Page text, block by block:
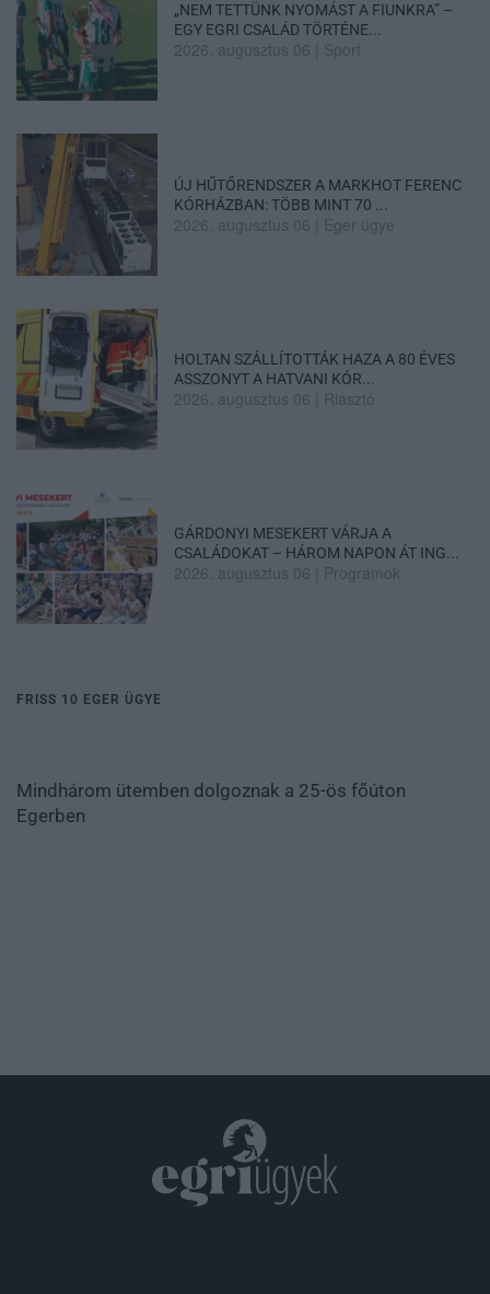
„NEM TETTÜNK NYOMÁST A FIUNKRA” –
EGY EGRI CSALÁD TÖRTÉNE...
2026. augusztus 06 Sport
ÚJ HŰTŐRENDSZER A MARKHOT FERENC
KÓRHÁZBAN: TÖBB MINT 70 ...
2026. augusztus 06 Eger ügye
HOLTAN SZÁLLÍTOTTÁK HAZA A 80 ÉVES
ASSZONYT A HATVANI KÓR...
2026. augusztus 06 Riasztó
GÁRDONYI MESEKERT VÁRJA A
CSALÁDOKAT – HÁROM NAPON ÁT ING...
2026. augusztus 06 Programok
FRISS 10 EGER ÜGYE
Mindhárom ütemben dolgoznak a 25-ös főúton
Egerben